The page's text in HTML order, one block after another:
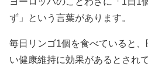
ず」という言葉があります。
毎日リンゴ1個を食べていると
い健康維持に効果があるとされ